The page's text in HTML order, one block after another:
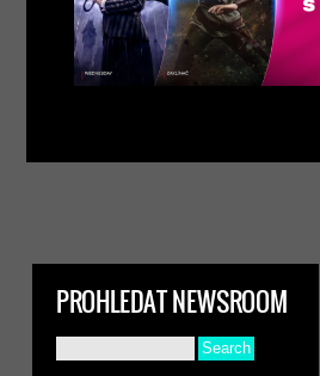
PROHLEDAT NEWSROOM